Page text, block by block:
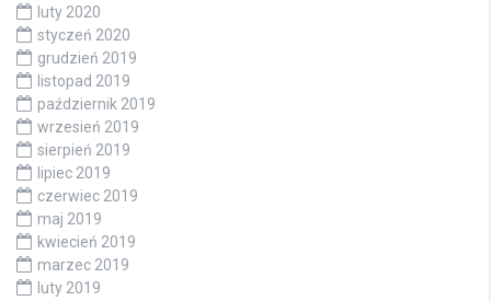
luty 2020
styczeń 2020
grudzień 2019
listopad 2019
październik 2019
wrzesień 2019
sierpień 2019
lipiec 2019
czerwiec 2019
maj 2019
kwiecień 2019
marzec 2019
luty 2019